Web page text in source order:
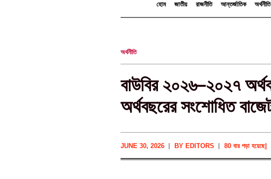
হোম জাতীয় রাজনীতি আন্তর্জাতিক অর্থনীতি
অর্থনীতি
বাউবির ২০২৬–২০২৭
অর্থবছরের সংশোধিত
JUNE 30, 2026 BY EDITORS |
80 বার পড়া হয়েছে